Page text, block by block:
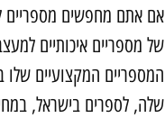
אם אתם מחפשים מספריים
של מספריים איכותיים
המספריים המקצועיים
שלה, לספרים בישראל,